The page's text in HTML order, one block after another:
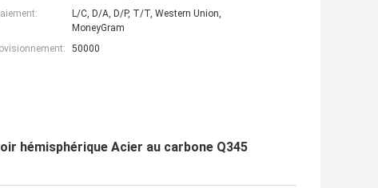
L/C, D/A, D/P, T/T, Western Union,
MoneyGram
50000
hémisphérique Acier au carbone Q345